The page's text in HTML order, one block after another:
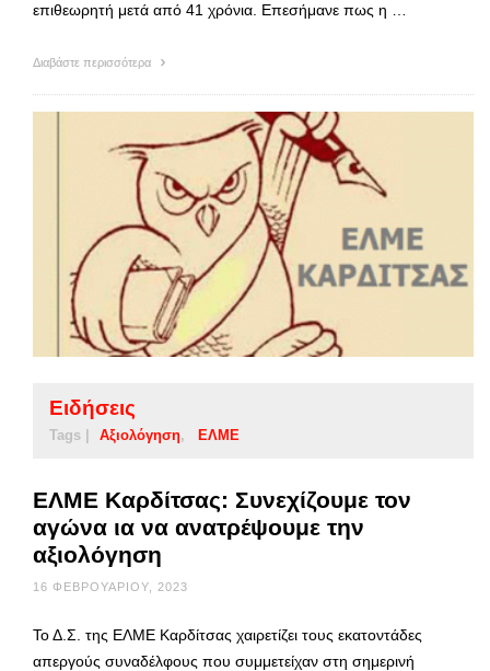
επιθεωρητή μετά από 41 χρόνια. Επεσήμανε πως η …
Διαβάστε περισσότερα
Ειδήσεις
Tags | Αξιολόγηση ΕΛΜΕ
ΕΛΜΕ Καρδίτσας: Συνεχίζουμε τον
αγώνα ια να ανατρέψουμε την
αξιολόγηση
16 ΦΕΒΡΟΥΑΡΊΟΥ, 2023
Το Δ.Σ. της ΕΛΜΕ Καρδίτσας χαιρετίζει τους εκατοντάδες
απεργούς συναδέλφους που συμμετείχαν στη σημερινή